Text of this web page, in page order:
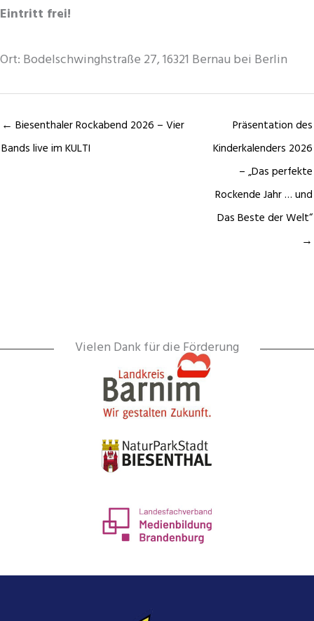
Eintritt frei!
Ort: Bodelschwinghstraße 27, 16321 Bernau bei Berlin
← Biesenthaler Rockabend 2026 – Vier
Bands live im KULTI
Präsentation des
Kinderkalenders 2026
– „Das perfekte
Rockende Jahr … und
Das Beste der Welt“
→
Vielen Dank für die Förderung